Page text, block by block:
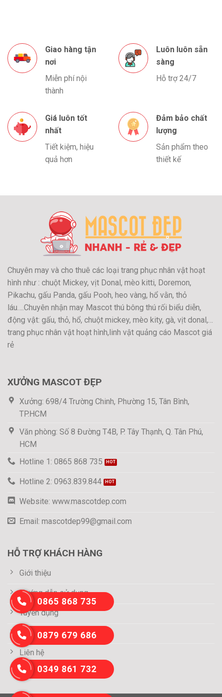
Giao hàng tận
nơi
Miễn phí nội
thành
Luôn luôn sẵn
sàng
Hỗ trợ 24/7
Giá luôn tốt
nhất
Tiết kiệm, hiệu
quả hơn
Đảm bảo chất
lượng
Sản phẩm theo
thiết kế
Chuyên may và cho thuê các loại trang phục nhân vật hoạt
hình như : chuột Mickey, vịt Donal, mèo kitti, Doremon,
Pikachu, gấu Panda, gấu Pooh, heo vàng, hổ vằn, thỏ
láu….Chuyên nhận may Mascot thú bông thú rối biểu diễn,
động vật: gấu, thỏ, hổ, chuột mickey, mèo kity, gà, vịt donal,…
trang phục nhân vật hoạt hình,linh vật quảng cáo Mascot giá
rẻ
XƯỞNG MASCOT ĐẸP
Xưởng: 698/4 Trường Chinh, Phường 15, Tân Bình,
TP.HCM
Văn phòng: Số 8 Đường T4B, P. Tây Thạnh, Q. Tân Phú,
HCM
Hotline 1: 0865 868 735
Hotline 2: 0963.839.844
Website: www.mascotdep.com
Email: mascotdep99@gmail.com
HỖ TRỢ KHÁCH HÀNG
Giới thiệu
Hướng dẫn sử dụng
Tuyển dụng
Thông tin thanh toán
Liên hệ
0865 868 735
0879 679 686
0349 861 732